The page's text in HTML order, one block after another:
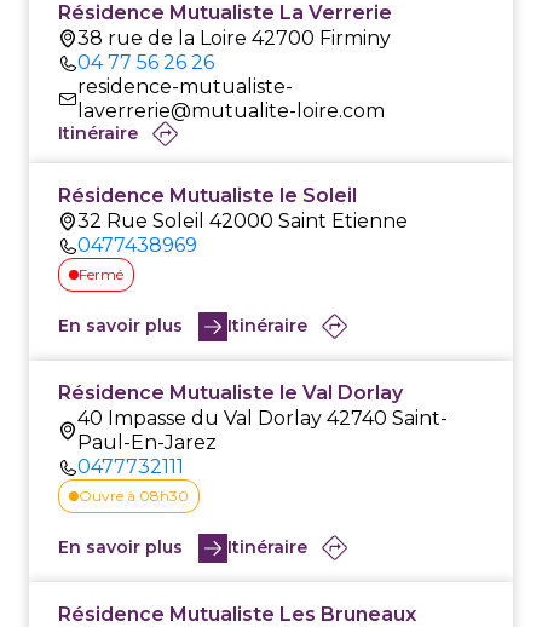
Résidence Mutualiste La Verrerie
38 rue de la Loire 42700 Firminy
04 77 56 26 26
residence-mutualiste-
laverrerie@mutualite-loire.com
Itinéraire
Résidence Mutualiste le Soleil
32 Rue Soleil 42000 Saint Etienne
0477438969
Fermé
En savoir plus Itinéraire
Résidence Mutualiste le Val Dorlay
40 Impasse du Val Dorlay 42740 Saint-
Paul-En-Jarez
0477732111
Ouvre à 08h30
En savoir plus Itinéraire
Résidence Mutualiste Les Bruneaux